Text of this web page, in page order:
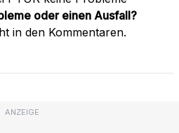
oder einen Ausfall?
in den Kommentaren.
ANZEIGE